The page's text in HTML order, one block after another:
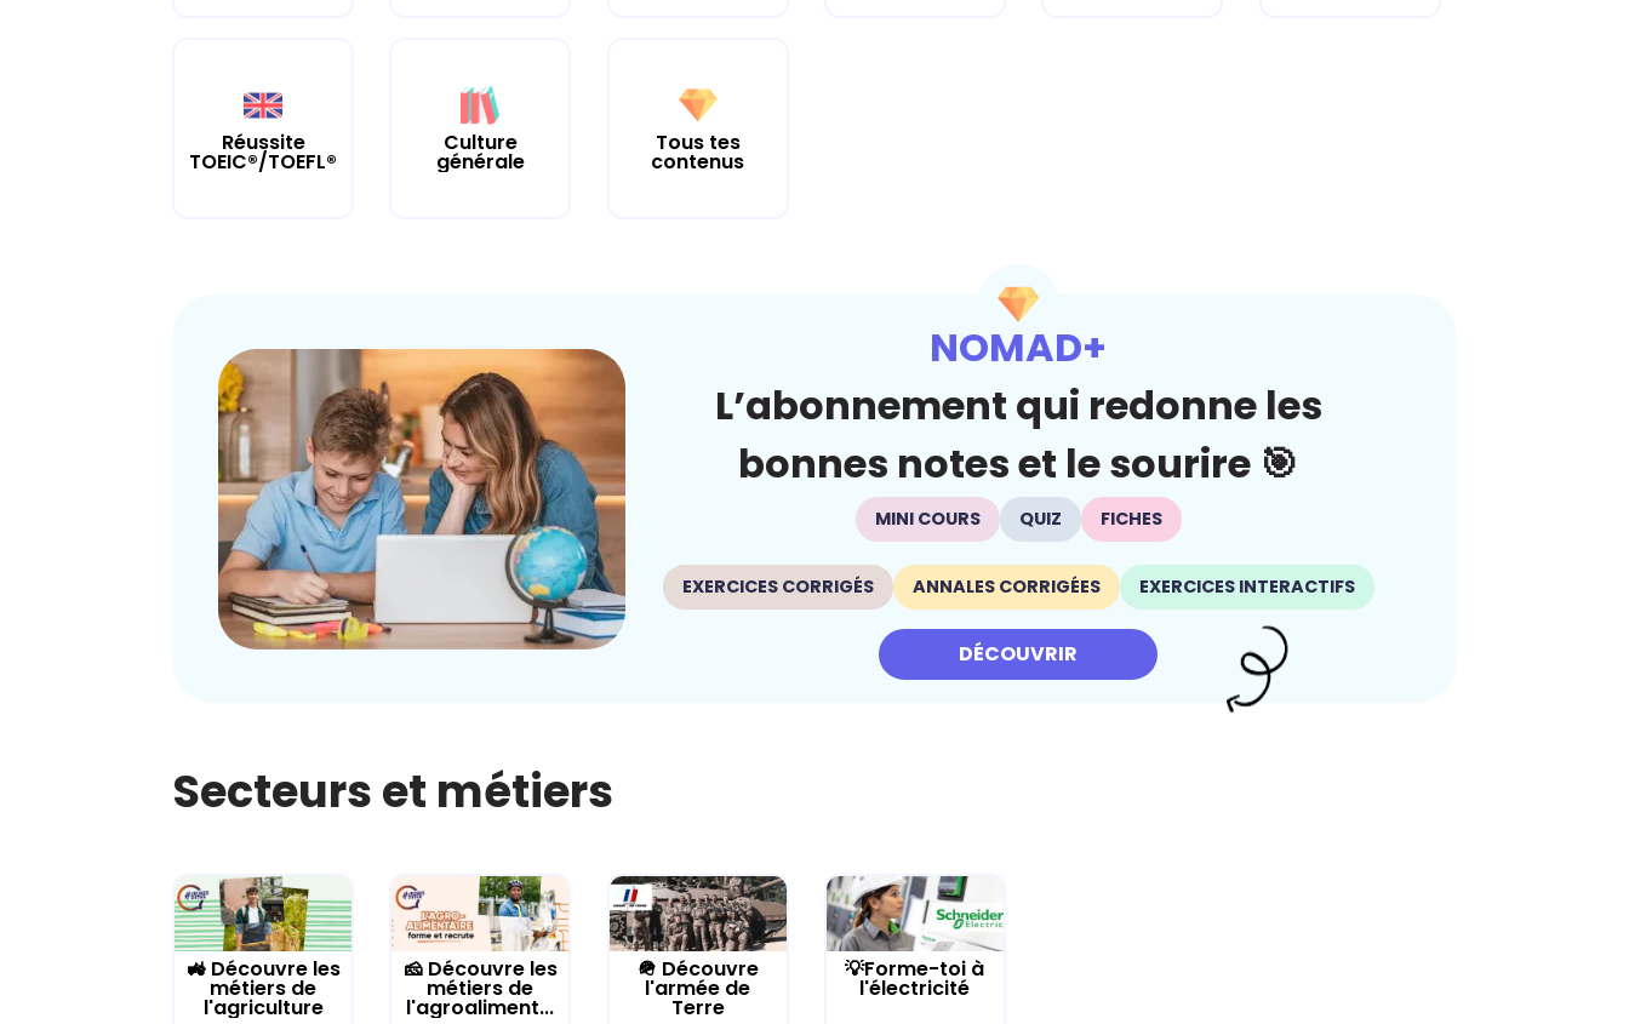
Réussite
TOEIC®/TOEFL®
Culture
générale
Tous tes
contenus
NOMAD+
L’abonnement qui redonne les
bonnes notes et le sourire 🎯
MINI COURS QUIZ FICHES
EXERCICES CORRIGÉS ANNALES CORRIGÉES EXERCICES INTERACTIFS
DÉCOUVRIR
Secteurs et métiers
🚜 Découvre les
métiers de
l'agriculture
🧀 Découvre les
métiers de
l'agroaliment...
🪖 Découvre
l'armée de
Terre
💡Forme-toi à
l'électricité